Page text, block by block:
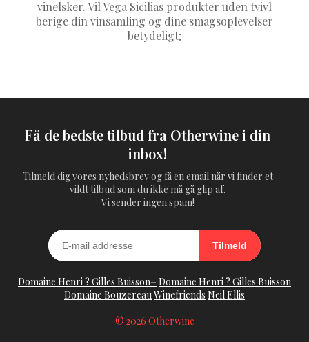
vinelsker. Vil Vega Sicilias produkter uden tvivl
berige din vinsamling og dine smagsoplevelser
betydeligt;
Få de bedste tilbud fra Otherwine i din
inbox!
Tilmeld dig vores nyhedsbrev og få en email når vi finder et
vildt tilbud som du ikke må gå glip af.
Vi sender ingen spam!
Tilmeld
Domaine Henri ? Gilles Buisson= Domaine Henri ? Gilles Buisson
Domaine BouzereauWinefriends Neil Ellis
© 2026 Otherwine